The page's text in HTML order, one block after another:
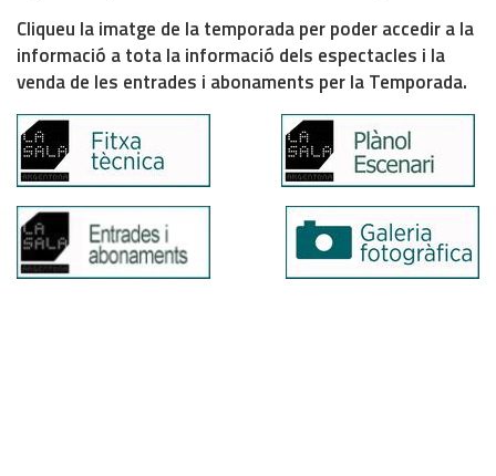
Cliqueu la imatge de la temporada per poder accedir a la
informació a tota la informació dels espectacles i la
venda de les entrades i abonaments per la Temporada.